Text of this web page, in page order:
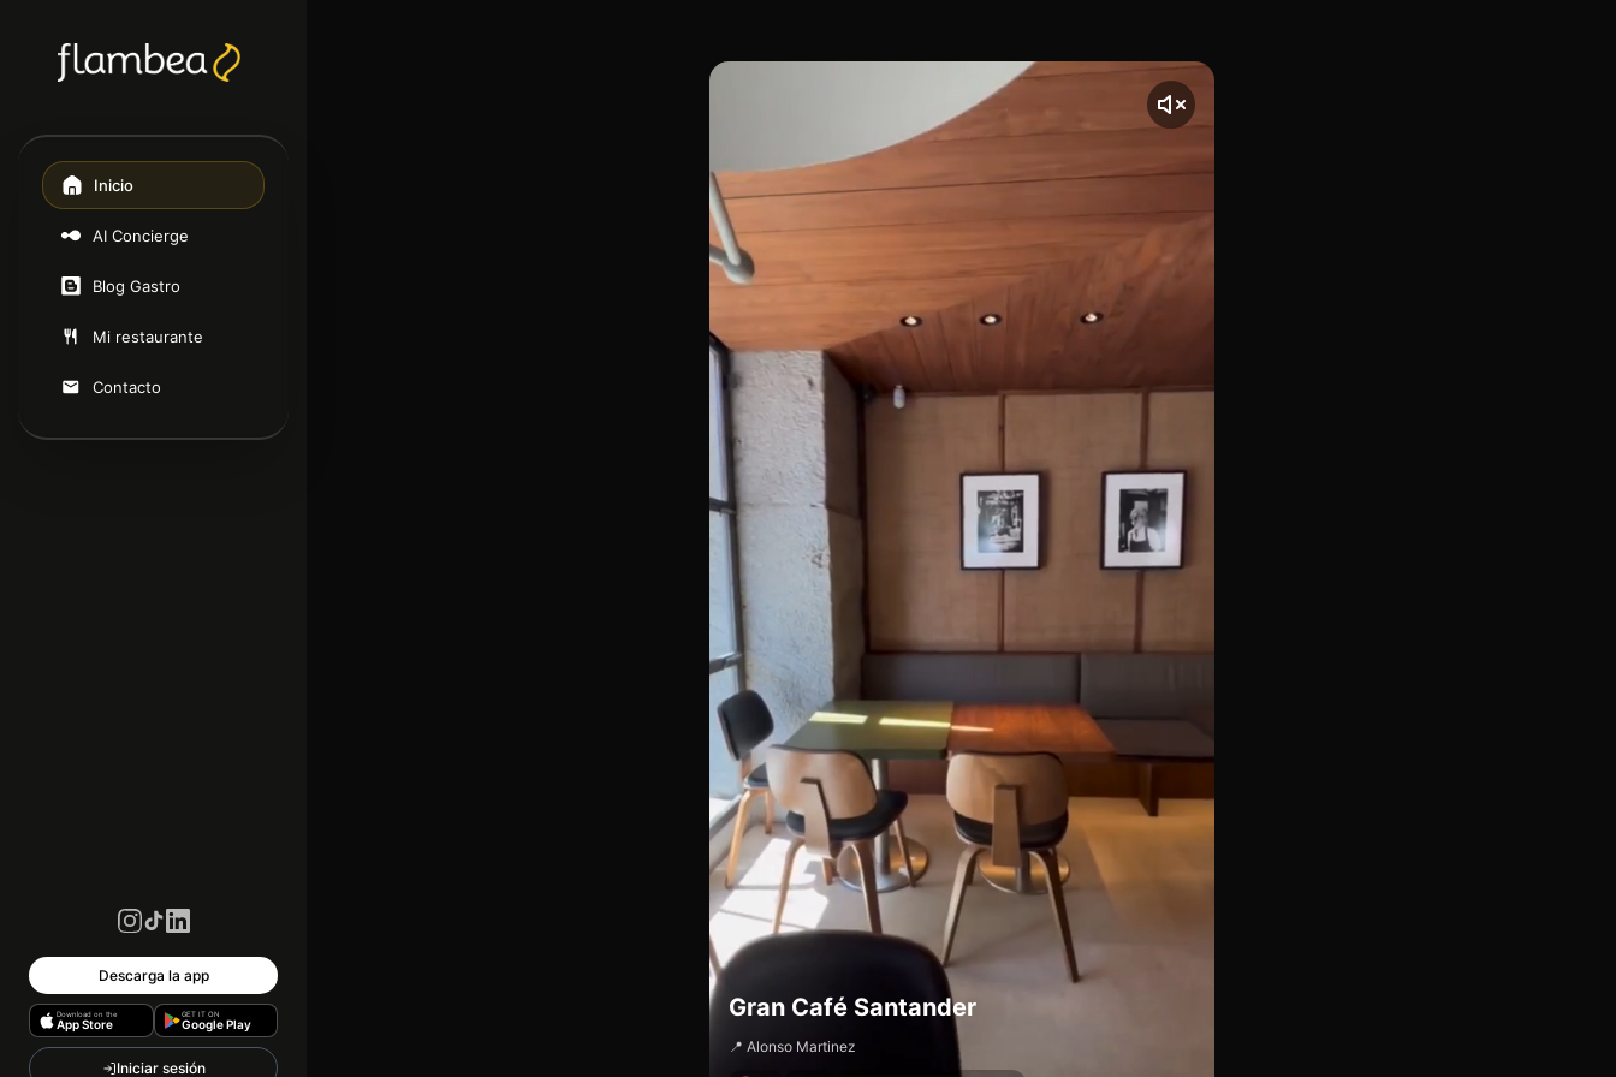
Inicio
AI Concierge
Blog Gastro
Mi restaurante
Contacto
Descarga la app
Download on the
App Store
GET IT ON
Google Play
Iniciar sesión
Gran Café Santander
📍 Alonso Martinez
Gran Café Santander, en Madrid (Plaza de Santa Bárbara, 4), recupera el espíritu de gran café
[00:00 - Escena 1: Introducción y Ambiente] El vídeo comienza con una toma de Gran Café